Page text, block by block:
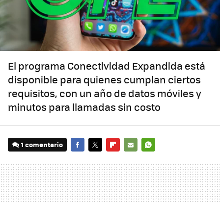
El programa Conectividad Expandida está
disponible para quienes cumplan ciertos
requisitos, con un año de datos móviles y
minutos para llamadas sin costo
1 comentario
MAIL